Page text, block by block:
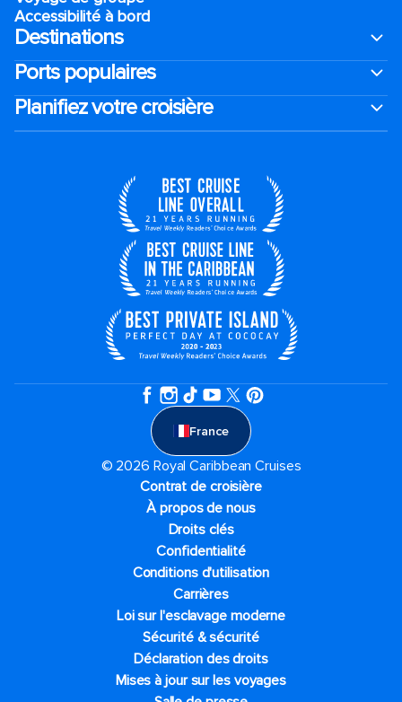
Accessibilité à bord​
Destinations
Ports populaires
Planifiez votre croisière
France
© 2026 Royal Caribbean Cruises
Contrat de croisière
À propos de nous
Droits clés
Confidentialité
Conditions d'utilisation
Carrières
Loi sur l'esclavage moderne
Sécurité & sécurité
Déclaration des droits
Mises à jour sur les voyages